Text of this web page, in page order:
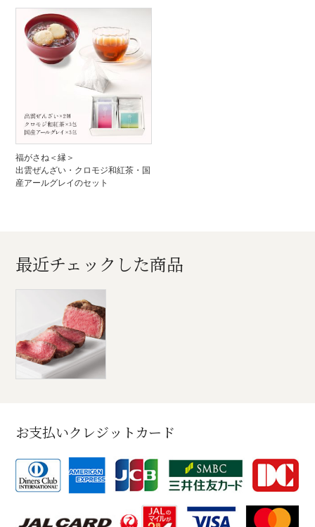
福がさね＜縁＞
出雲ぜんざい・クロモジ和紅茶・国
産アールグレイのセット
最近チェックした商品
お支払いクレジットカード